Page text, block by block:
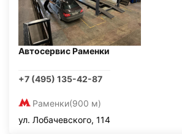
Автосервис Раменки
+7 (495) 135-42-87
Раменки(900 м)
ул. Лобачевского, 114